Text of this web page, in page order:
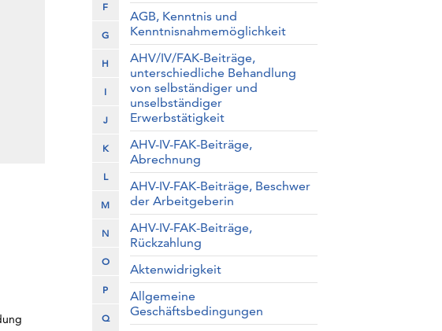
F
G
H
I
J
K
L
M
N
O
P
Q
AGB, Kenntnis und
Kenntnisnahmemöglichkeit
AHV/IV/FAK-Beiträge,
unterschiedliche Behandlung
von selbständiger und
unselbständiger
Erwerbstätigkeit
AHV-IV-FAK-Beiträge,
Abrechnung
AHV-IV-FAK-Beiträge, Beschwer
der Arbeitgeberin
AHV-IV-FAK-Beiträge,
Rückzahlung
Aktenwidrigkeit
Allgemeine
Geschäftsbedingungen